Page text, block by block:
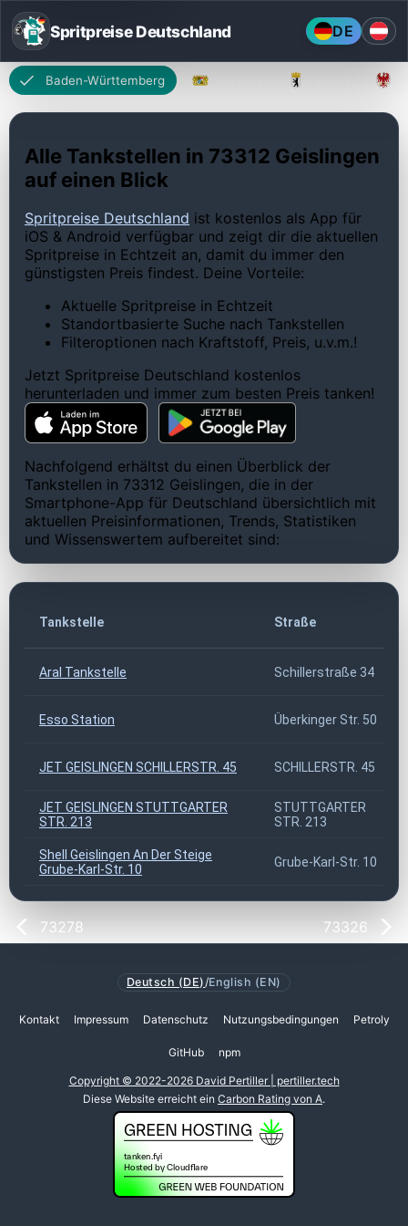
Spritpreise Deutschland DE
Baden-Württemberg
Alle Tankstellen in 73312 Geislingen
auf einen Blick
Spritpreise Deutschland ist kostenlos als App für
iOS & Android verfügbar und zeigt dir die aktuellen
Spritpreise in Echtzeit an, damit du immer den
günstigsten Preis findest. Deine Vorteile:
Aktuelle Spritpreise in Echtzeit
Standortbasierte Suche nach Tankstellen
Filteroptionen nach Kraftstoff, Preis, u.v.m.!
Jetzt Spritpreise Deutschland kostenlos
herunterladen und immer zum besten Preis tanken!
Nachfolgend erhältst du einen Überblick der
Tankstellen in 73312 Geislingen, die in der
Smartphone-App für Deutschland übersichtlich mit
aktuellen Preisinformationen, Trends, Statistiken
und Wissenswertem aufbereitet sind:
Tankstelle Straße
Aral Tankstelle Schillerstraße 34
Esso Station Überkinger Str. 50
JET GEISLINGEN SCHILLERSTR. 45 SCHILLERSTR. 45
JET GEISLINGEN STUTTGARTER
STR. 213
STUTTGARTER
STR. 213
Shell Geislingen An Der Steige
Grube-Karl-Str. 10
Grube-Karl-Str. 10
73278 73326
Deutsch (DE) /English (EN)
Kontakt Impressum Datenschutz Nutzungsbedingungen Petroly
GitHub npm
Copyright © 2022-2026 David Pertiller | pertiller.tech
Diese Website erreicht ein Carbon Rating von A.